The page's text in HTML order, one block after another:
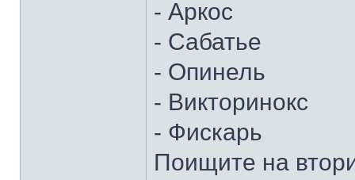
- Аркос
- Сабатье
- Опинель
- Викторинокс
- Фискарь
Поищите на